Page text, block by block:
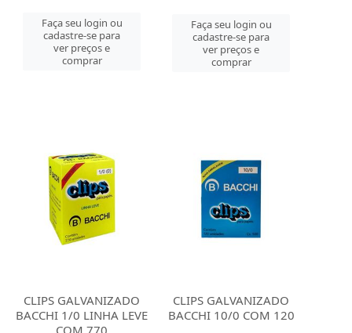
Faça seu login ou
cadastre-se para
ver preços e
comprar
Faça seu login ou
cadastre-se para
ver preços e
comprar
CLIPS GALVANIZADO
BACCHI 1/0 LINHA LEVE
COM 770
CLIPS GALVANIZADO
BACCHI 10/0 COM 120